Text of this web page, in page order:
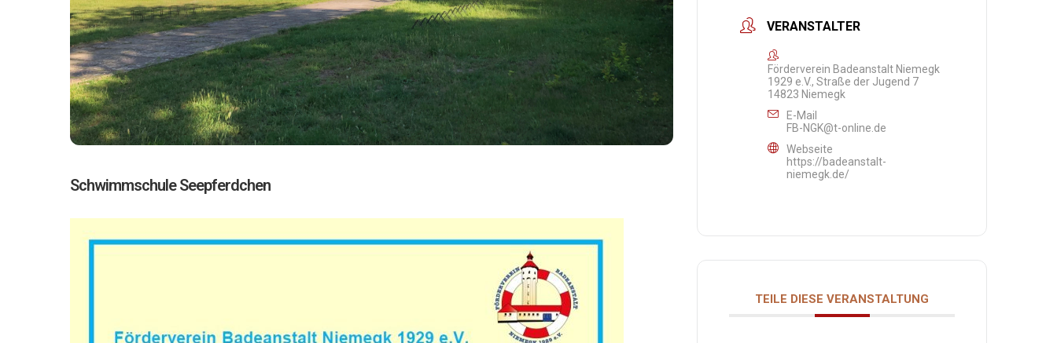
Schwimmschule Seepferdchen
VERANSTALTER
Förderverein Badeanstalt Niemegk
1929 e.V., Straße der Jugend 7
14823 Niemegk
E-Mail
FB-NGK@t-online.de
Webseite
https://badeanstalt-
niemegk.de/
TEILE DIESE VERANSTALTUNG